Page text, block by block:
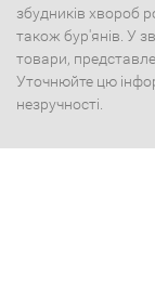
збудників хвороб
також бур'янів. У
товари,
Уточнюйте цю
незручності.